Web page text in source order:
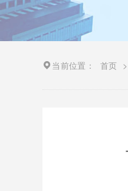
当前位置： 首页 >